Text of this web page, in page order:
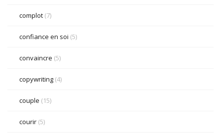
complot (7)
confiance en soi (5)
convaincre (5)
copywriting (4)
couple (15)
courir (5)